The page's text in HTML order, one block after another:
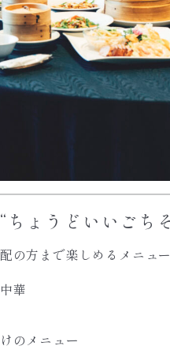
ょうどいいごち
の方まで楽しめるメニュ
華
のメニュー